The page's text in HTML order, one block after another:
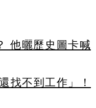
他曬歷史圖卡喊
找不到工作」！